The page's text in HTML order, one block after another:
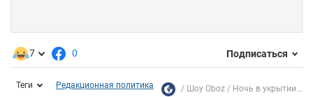
7 0 Подписаться
Теги Редакционная политика Шоу Oboz Ночь в укрытии...